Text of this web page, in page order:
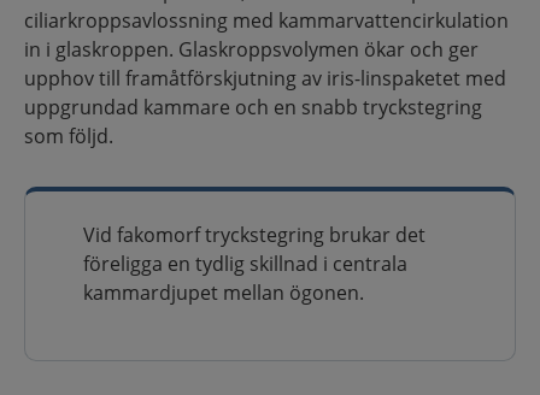
ciliarkroppsavlossning med kammarvattencirkulation
in i glaskroppen. Glaskroppsvolymen ökar och ger
upphov till framåtförskjutning av iris-linspaketet med
uppgrundad kammare och en snabb tryckstegring
som följd.
Vid fakomorf tryckstegring brukar det
föreligga en tydlig skillnad i centrala
kammardjupet mellan ögonen.